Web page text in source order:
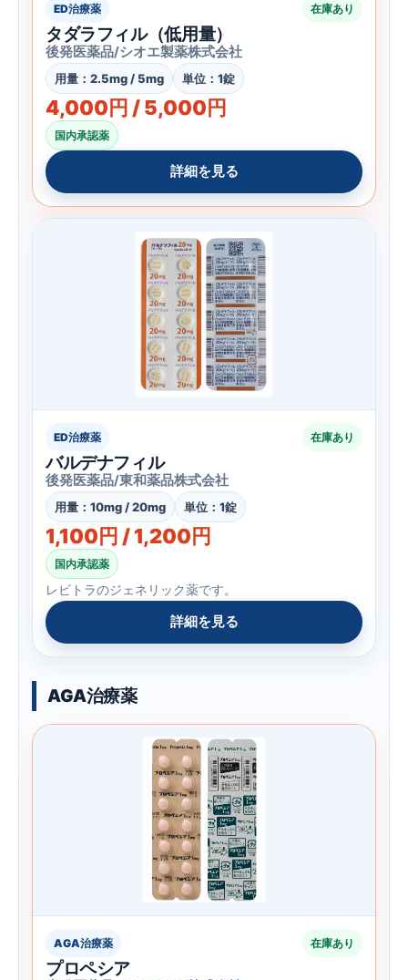
ED治療薬 在庫あり
タダラフィル（低用量）
後発医薬品/シオエ製薬株式会社
用量：2.5mg / 5mg 単位：1錠
4,000円 / 5,000円
国内承認薬
詳細を見る
ED治療薬 在庫あり
バルデナフィル
後発医薬品/東和薬品株式会社
用量：10mg / 20mg 単位：1錠
1,100円 / 1,200円
国内承認薬
レビトラのジェネリック薬です。
詳細を見る
AGA治療薬
AGA治療薬 在庫あり
プロペシア